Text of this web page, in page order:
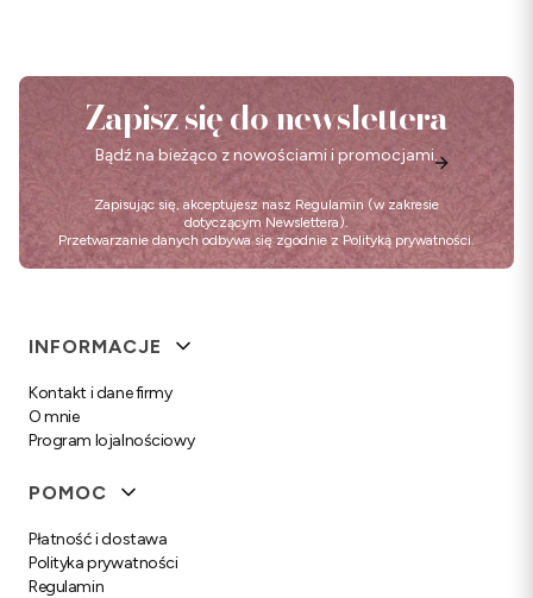
Zapisz się do newslettera
Bądź na bieżąco z nowościami i promocjami.
Zapisując się, akceptujesz nasz Regulamin (w zakresie
dotyczącym Newslettera).
Przetwarzanie danych odbywa się zgodnie z Polityką prywatności.
Linki w stopce
INFORMACJE
Kontakt i dane firmy
O mnie
Program lojalnościowy
POMOC
Płatność i dostawa
Polityka prywatności
Regulamin